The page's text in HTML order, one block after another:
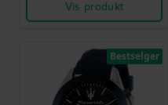
Vis produkt
Bestselger